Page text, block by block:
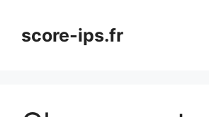
contenuscore-ips.fr